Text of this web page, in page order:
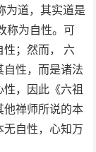
为道，其实道是
称为自性。可
性；然而， 六
性，而是诸法
，因此《六祖
禅师所说的本
自性，心知万